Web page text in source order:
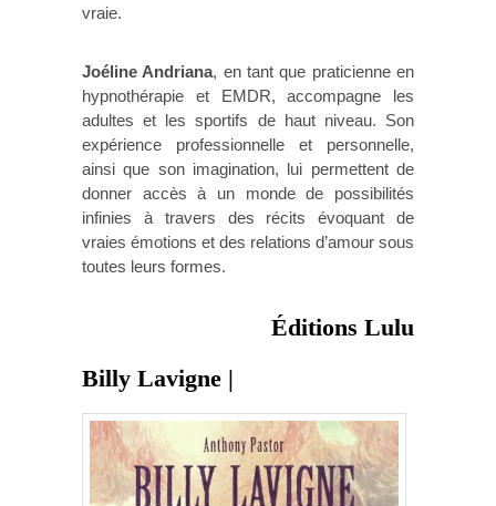
vraie.
Joéline Andriana, en tant que praticienne en
hypnothérapie et EMDR, accompagne les
adultes et les sportifs de haut niveau. Son
expérience professionnelle et personnelle,
ainsi que son imagination, lui permettent de
donner accès à un monde de possibilités
infinies à travers des récits évoquant de
vraies émotions et des relations d’amour sous
toutes leurs formes.
Éditions Lulu
Billy Lavigne |